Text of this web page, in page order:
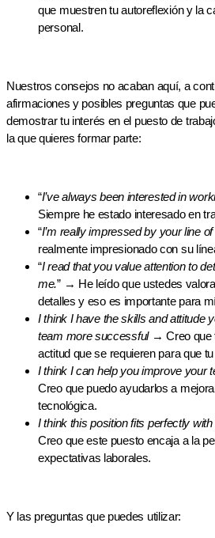
que muestren tu autoreflexión y la
personal.
Nuestros consejos no acaban aquí, a
afirmaciones y posibles preguntas que
demostrar tu interés en el puesto de
la que quieres formar parte:
“I’ve always been interested in
Siempre he estado interesado en
“I’m really impressed by your line
realmente impresionado con su
“I read that you value attention to
me.” → He leído que ustedes
detalles y eso es importante para
I think I have the skills and attitude
team more successful → Creo que
actitud que se requieren para que
I think I can help you improve your
Creo que puedo ayudarlos a
tecnológica.
I think this position fits perfectly
Creo que este puesto encaja a la
expectativas laborales.
Y las preguntas que puedes utilizar: